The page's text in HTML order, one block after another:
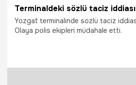
Yozgat terminalinde sözlü taciz
Olaya polis ekipleri müdahale etti.